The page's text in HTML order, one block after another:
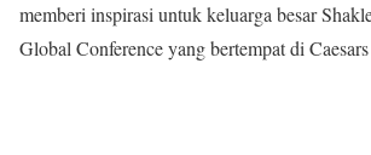
memberi inspirasi untuk keluarga besar
Global Conference yang bertempat di